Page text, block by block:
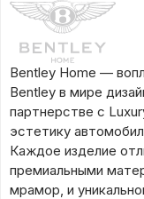
Bentley Home —
Bentley в мире
партнерстве с
эстетику
Каждое изделие
премиальными
мрамор, и